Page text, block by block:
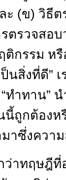
ะ (ข) วิธี
ตรวจสอ
ติกรรม ห
นสิ่งที่ดี”
“ทำทาน” น
ถูกต้องห
าซึ่งควา
ว่าทฤษฎี